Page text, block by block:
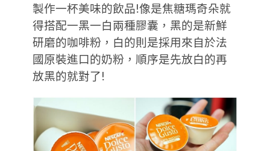
製作一杯美味的飲品!像是焦糖瑪奇朵就
得搭配一黑一白兩種膠囊，黑的是新鮮
研磨的咖啡粉，白的則是採用來自於法
國原裝進口的奶粉，順序是先放白的再
放黑的就對了!